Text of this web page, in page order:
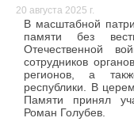
20 августа 2025 г.
В масштабной
памяти без
Отечественной
сотрудников
регионов, а
республики. В
Памяти принял
Роман Голубев.